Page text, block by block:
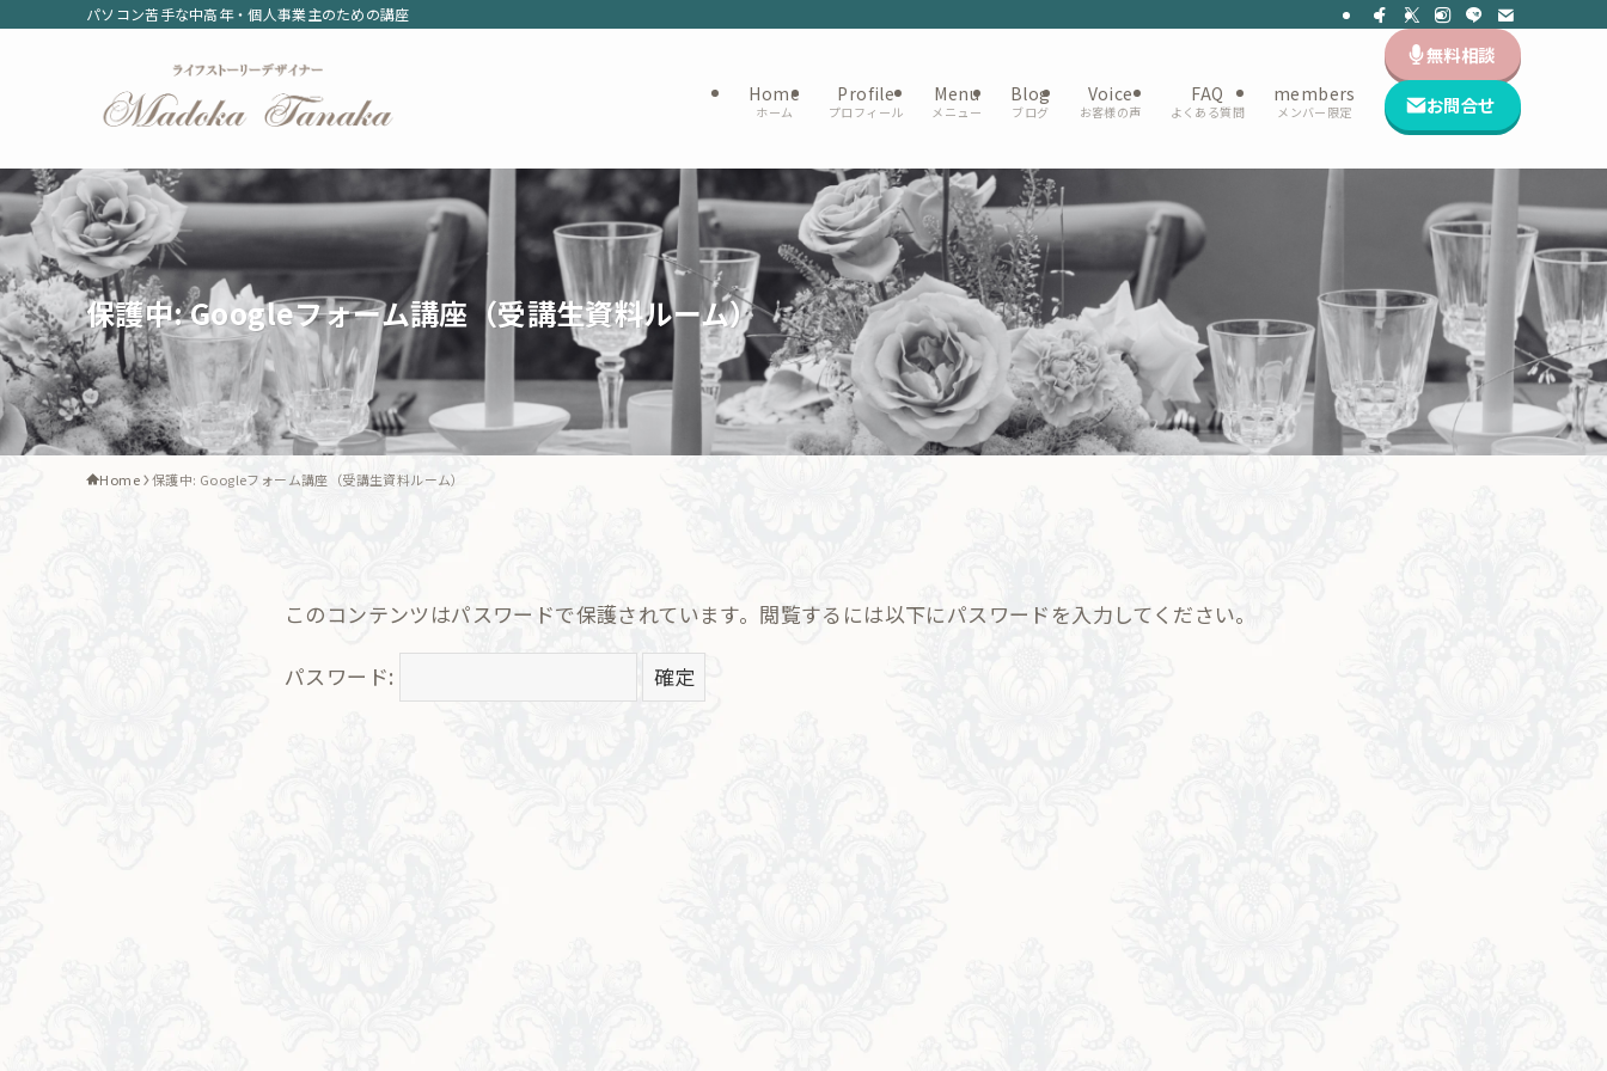
パソコン苦手な中高年・個人事業主のための講座
Home
ホーム
Profile
プロフィール
Menu
メニュー
Blog
ブログ
Voice
お客様の声
FAQ
よくある質問
members
メンバー限定
無料相談
お問合せ
保護中: Googleフォーム講座（受講生資料ルーム）
Home 保護中: Googleフォーム講座（受講生資料ルーム）
このコンテンツはパスワードで保護されています。閲覧するには以下にパスワードを入力してください。
パスワード: